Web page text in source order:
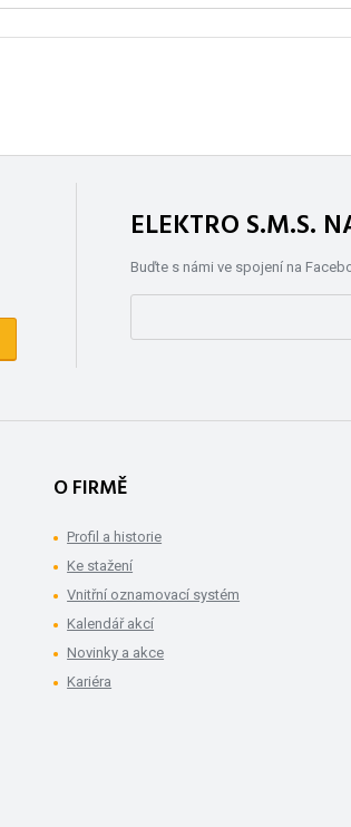
ELEKTRO S.M.S.
Buďte s námi ve spojení na
O FIRMĚ
Profil a historie
Ke stažení
Vnitřní oznamovací systém
Kalendář akcí
Novinky a akce
Kariéra